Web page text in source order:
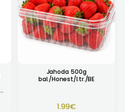
Jahoda 500g
bal./Honest/I.tr./BE
1.99€